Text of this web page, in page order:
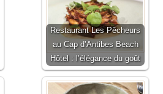
Restaurant Les Pêcheurs
au Cap d’Antibes Beach
Hôtel : l’élégance du goût